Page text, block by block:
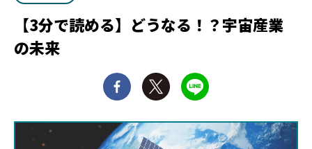
【3分で読める】どうなる！？宇宙産業
の未来